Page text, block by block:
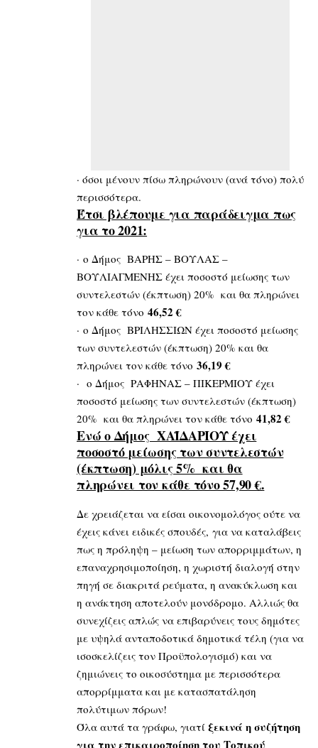
· όσοι μένουν πίσω πληρώνουν (ανά τόνο) πολύ
περισσότερα.
Έτσι βλέπουμε για παράδειγμα πως
για το 2021:
· ο Δήμος ΒΑΡΗΣ – ΒΟΥΛΑΣ –
ΒΟΥΛΙΑΓΜΕΝΗΣ έχει ποσοστό μείωσης των
συντελεστών (έκπτωση) 20% και θα πληρώνει
τον κάθε τόνο 46,52 €
· ο Δήμος ΒΡΙΛΗΣΣΙΩΝ έχει ποσοστό μείωσης
των συντελεστών (έκπτωση) 20% και θα
πληρώνει τον κάθε τόνο 36,19 €
· ο Δήμος ΡΑΦΗΝΑΣ – ΠΙΚΕΡΜΙΟΥ έχει
ποσοστό μείωσης των συντελεστών (έκπτωση)
20% και θα πληρώνει τον κάθε τόνο 41,82 €
Ενώ ο Δήμος ΧΑΪΔΑΡΙΟΥ έχει
ποσοστό μείωσης των συντελεστών
(έκπτωση) μόλις 5% και θα
πληρώνει τον κάθε τόνο 57,90 €.
Δε χρειάζεται να είσαι οικονομολόγος ούτε να
έχεις κάνει ειδικές σπουδές, για να καταλάβεις
πως η πρόληψη – μείωση των απορριμμάτων, η
επαναχρησιμοποίηση, η χωριστή διαλογή στην
πηγή σε διακριτά ρεύματα, η ανακύκλωση και
η ανάκτηση αποτελούν μονόδρομο. Αλλιώς θα
συνεχίζεις απλώς να επιβαρύνεις τους δημότες
με υψηλά ανταποδοτικά δημοτικά τέλη (για να
ισοσκελίζεις τον Προϋπολογισμό) και να
ζημιώνεις το οικοσύστημα με περισσότερα
απορρίμματα και με κατασπατάληση
πολύτιμων πόρων!
Όλα αυτά τα γράφω, γιατί ξεκινά η συζήτηση
για την επικαιροποίηση του Τοπικού